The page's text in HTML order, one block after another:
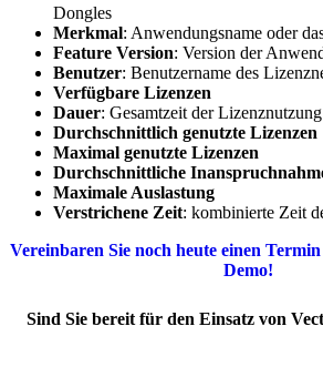
Dongles
Merkmal: Anwendungsname oder
Feature Version: Version der
Benutzer: Benutzername des
Verfügbare Lizenzen
Dauer: Gesamtzeit der Lizenznutzung
Durchschnittlich genutzte Lizenzen
Maximal genutzte Lizenzen
Durchschnittliche
Maximale Auslastung
Verstrichene Zeit: kombinierte Zeit
Vereinbaren Sie noch heute einen
Demo!
Sind Sie bereit für den Einsatz von